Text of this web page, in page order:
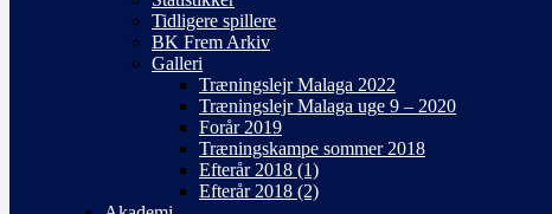
Tidligere spillere
BK Frem Arkiv
Galleri
Træningslejr Malaga 2022
Træningslejr Malaga uge 9 – 2020
Forår 2019
Træningskampe sommer 2018
Efterår 2018 (1)
Efterår 2018 (2)